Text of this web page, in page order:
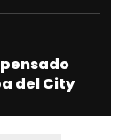
del City